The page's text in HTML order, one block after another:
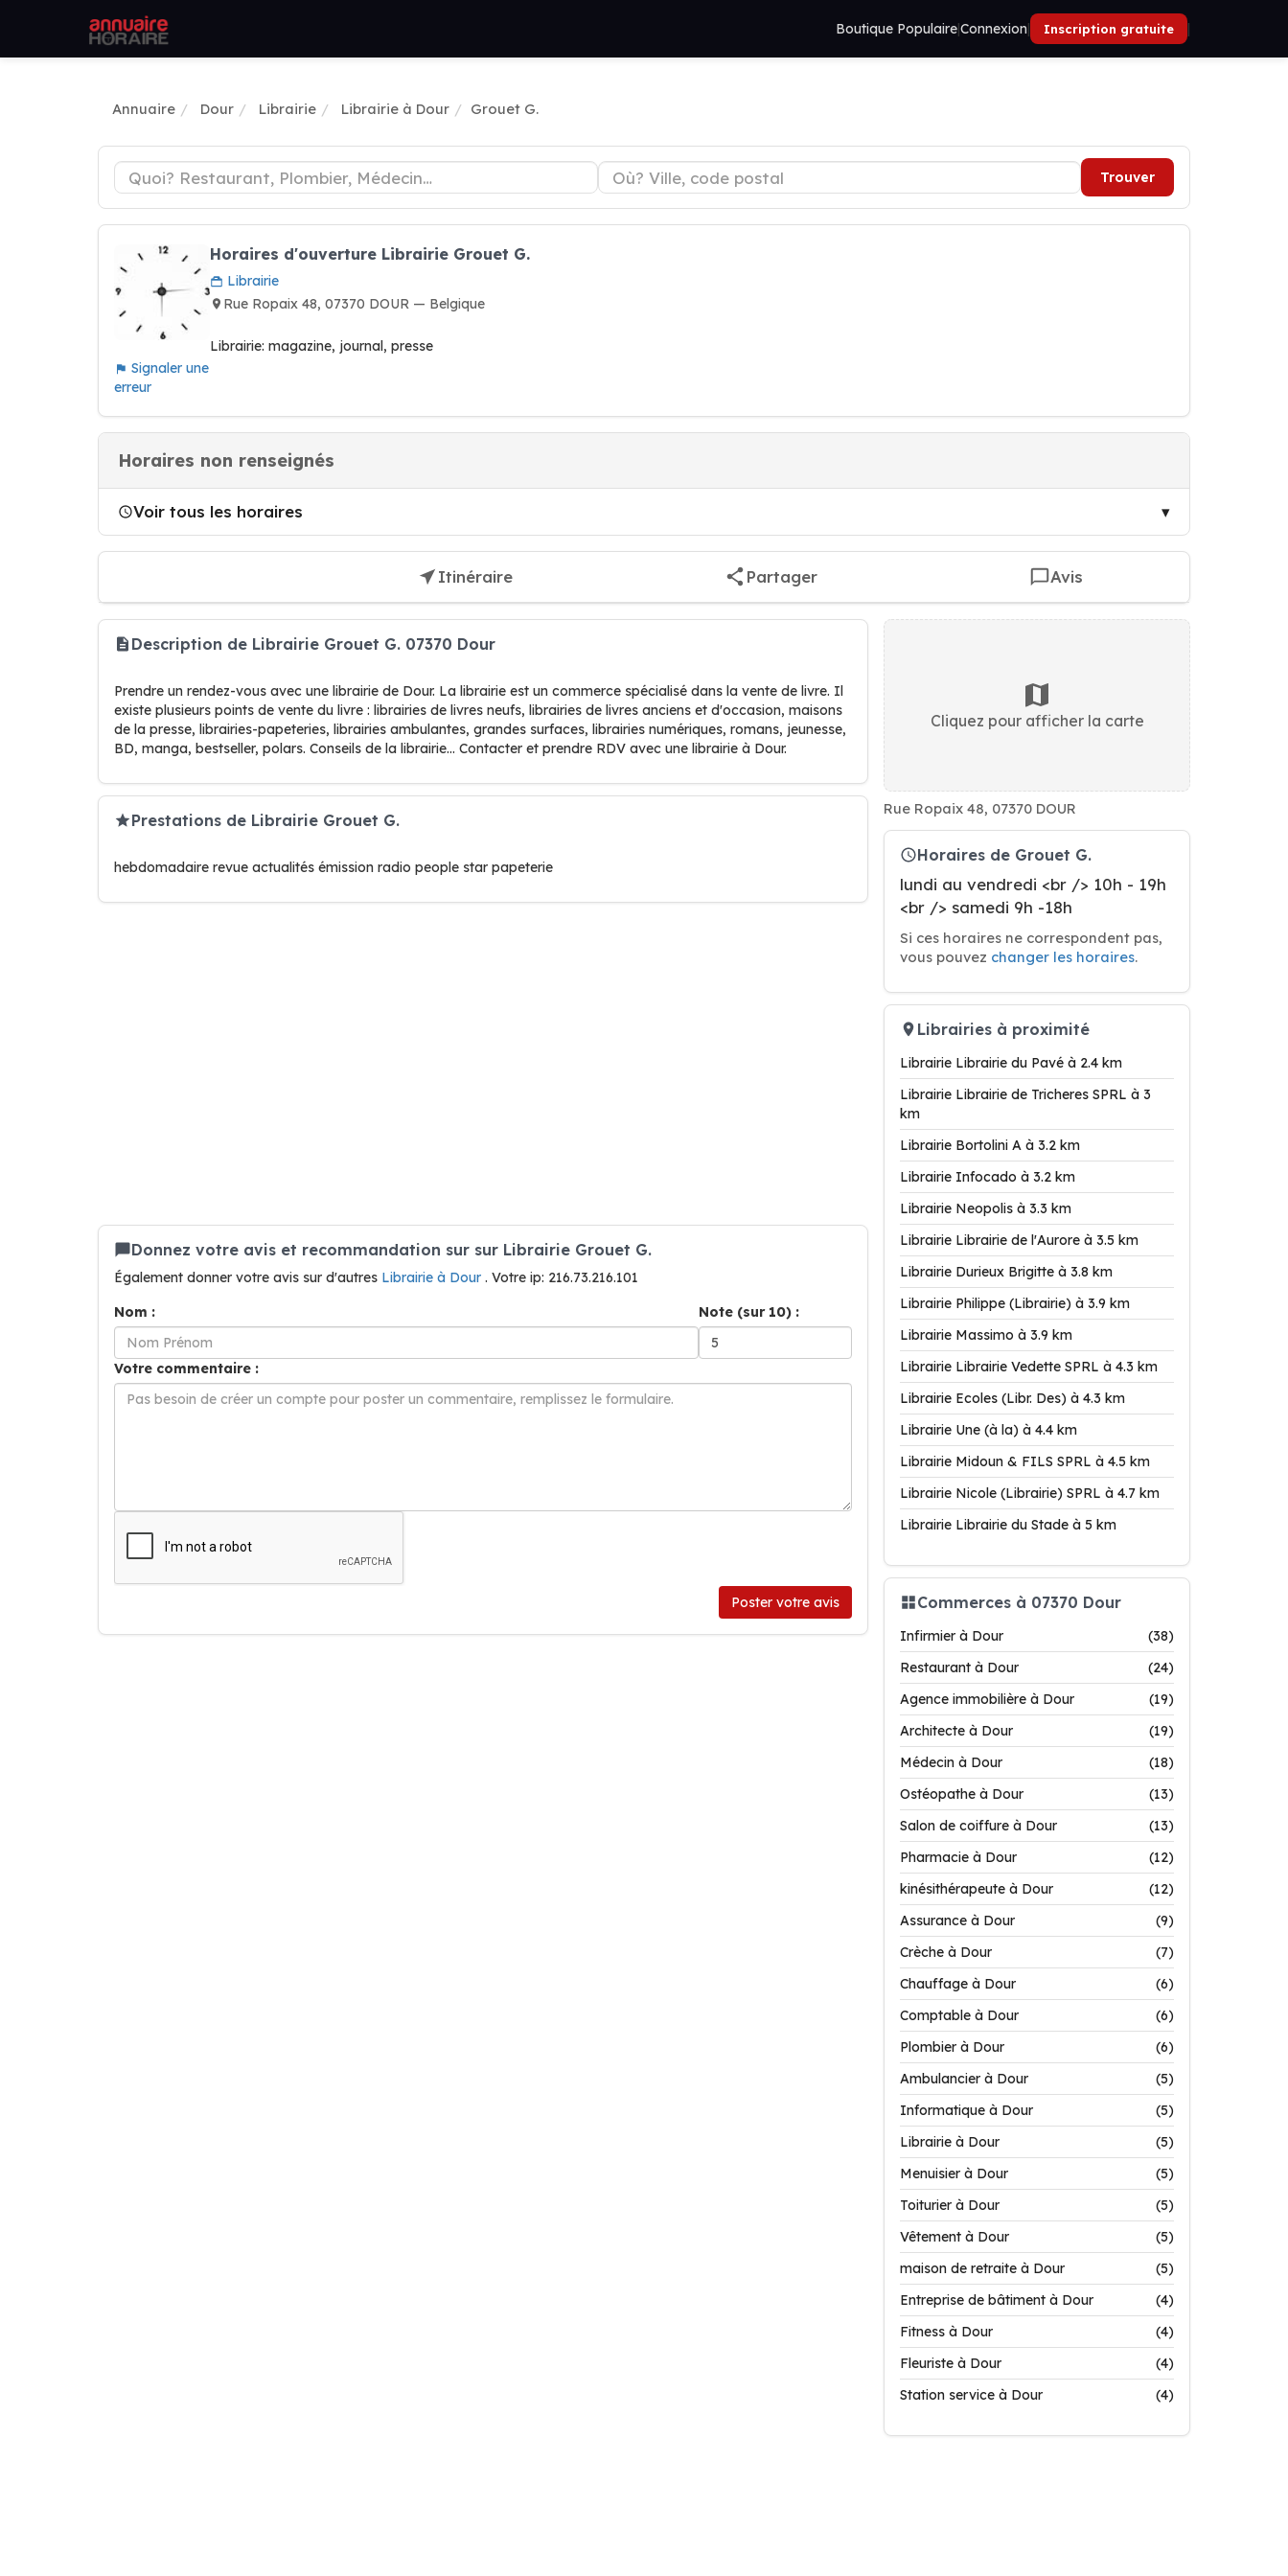
Boutique Populaire|Connexion| Inscription gratuite |
Annuaire Dour Librairie Librairie à Dour Grouet G.
Trouver
Signaler une
erreur
Horaires d'ouverture Librairie Grouet G.
Librairie
Rue Ropaix 48, 07370 DOUR — Belgique
Librairie: magazine, journal, presse
Horaires non renseignés
Voir tous les horaires
Itinéraire Partager Avis
Description de Librairie Grouet G. 07370 Dour
Prendre un rendez-vous avec une librairie de Dour. La librairie est un commerce spécialisé dans la vente de livre. Il
existe plusieurs points de vente du livre : librairies de livres neufs, librairies de livres anciens et d'occasion, maisons
de la presse, librairies-papeteries, librairies ambulantes, grandes surfaces, librairies numériques, romans, jeunesse,
BD, manga, bestseller, polars. Conseils de la librairie... Contacter et prendre RDV avec une librairie à Dour.
Prestations de Librairie Grouet G.
hebdomadaire revue actualités émission radio people star papeterie
Donnez votre avis et recommandation sur sur Librairie Grouet G.
Également donner votre avis sur d'autres Librairie à Dour . Votre ip: 216.73.216.101
Nom :
Note (sur 10) :
Votre commentaire :
Poster votre avis
Cliquez pour afficher la carte
Rue Ropaix 48, 07370 DOUR
Horaires de Grouet G.
lundi au vendredi <br /> 10h - 19h
<br /> samedi 9h -18h
Si ces horaires ne correspondent pas,
vous pouvez changer les horaires.
Librairies à proximité
Librairie Librairie du Pavé à 2.4 km
Librairie Librairie de Tricheres SPRL à 3
km
Librairie Bortolini A à 3.2 km
Librairie Infocado à 3.2 km
Librairie Neopolis à 3.3 km
Librairie Librairie de l'Aurore à 3.5 km
Librairie Durieux Brigitte à 3.8 km
Librairie Philippe (Librairie) à 3.9 km
Librairie Massimo à 3.9 km
Librairie Librairie Vedette SPRL à 4.3 km
Librairie Ecoles (Libr. Des) à 4.3 km
Librairie Une (à la) à 4.4 km
Librairie Midoun & FILS SPRL à 4.5 km
Librairie Nicole (Librairie) SPRL à 4.7 km
Librairie Librairie du Stade à 5 km
Commerces à 07370 Dour
Infirmier à Dour
(38)
Restaurant à Dour
(24)
Agence immobilière à Dour
(19)
Architecte à Dour
(19)
Médecin à Dour
(18)
Ostéopathe à Dour
(13)
Salon de coiffure à Dour
(13)
Pharmacie à Dour
(12)
kinésithérapeute à Dour
(12)
Assurance à Dour
(9)
Crèche à Dour
(7)
Chauffage à Dour
(6)
Comptable à Dour
(6)
Plombier à Dour
(6)
Ambulancier à Dour
(5)
Informatique à Dour
(5)
Librairie à Dour
(5)
Menuisier à Dour
(5)
Toiturier à Dour
(5)
Vêtement à Dour
(5)
maison de retraite à Dour
(5)
Entreprise de bâtiment à Dour
(4)
Fitness à Dour
(4)
Fleuriste à Dour
(4)
Station service à Dour
(4)